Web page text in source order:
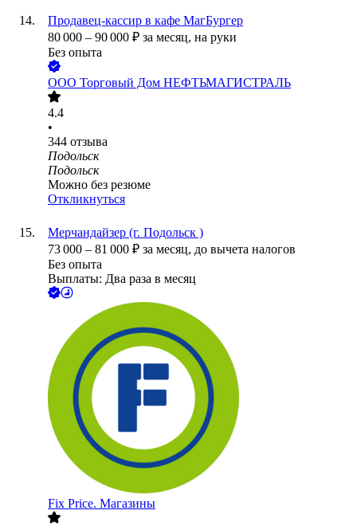
Продавец-кассир в кафе МагБургер
80 000 – 90 000 ₽ за месяц, на руки
Без опыта
ООО Торговый Дом НЕФТЬМАГИСТРАЛЬ
4.4
•
344 отзыва
Подольск
Подольск
Можно без резюме
Откликнуться
Мерчандайзер (г. Подольск )
73 000 – 81 000 ₽ за месяц, до вычета налогов
Без опыта
Выплаты: Два раза в месяц
Fix Price. Магазины